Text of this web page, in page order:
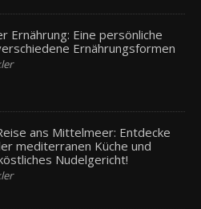
Ernährung: Eine persönliche
Ernährungsformen
ans Mittelmeer: Entdecke
mediterranen Küche und
Nudelgericht!